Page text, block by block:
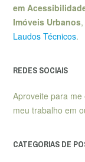
em
Imóveis Urbanos
Laudos Técnicos.
REDES SOCIAIS
Aproveite para
meu trabalho em
CATEGORIAS DE